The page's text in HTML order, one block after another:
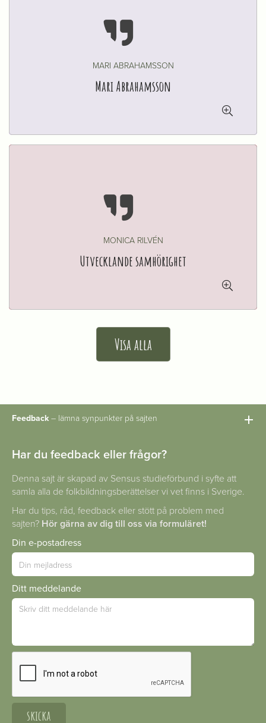


MARI ABRAHAMSSON
Mari Abrahamsson


MONICA RILVÉN
Utvecklande samhörighet
Visa alla
Feedback – lämna synpunkter på sajten
Har du feedback eller frågor?
Denna sajt är skapad av Sensus studieförbund i syfte att
samla alla de folkbildningsberättelser vi vet finns i Sverige.
Har du tips, råd, feedback eller stött på problem med
sajten? Hör gärna av dig till oss via formuläret!
Din e-postadress
Ditt meddelande